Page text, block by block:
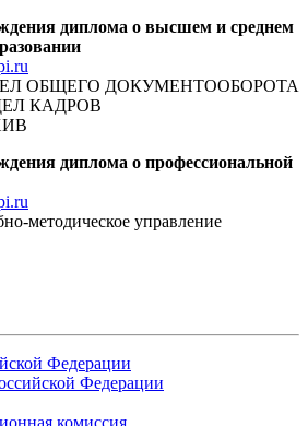
диплома о высшем и среднем
ОБЩЕГО ДОКУМЕНТООБОРОТА
КАДРОВ
диплома о профессиональной
методическое управление
Федерации
Федерации
комиссия